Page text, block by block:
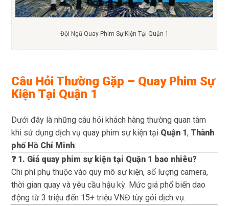
Đội Ngũ Quay Phim Sự Kiện Tại Quận 1
Câu Hỏi Thường Gặp – Quay Phim Sự
Kiện Tại Quận 1
Dưới đây là những câu hỏi khách hàng thường quan tâm
khi sử dụng dịch vụ quay phim sự kiện tại Quận 1,Thành
phố Hồ Chí Minh:
❓ 1. Giá quay phim sự kiện tại Quận 1 bao nhiêu?
Chi phí phụ thuộc vào quy mô sự kiện, số lượng camera,
thời gian quay và yêu cầu hậu kỳ. Mức giá phổ biến dao
động từ 3 triệu đến 15+ triệu VNĐ tùy gói dịch vụ.